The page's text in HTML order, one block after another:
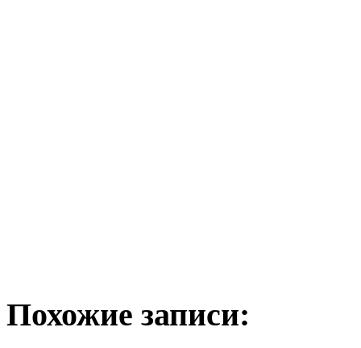
Похожие записи: